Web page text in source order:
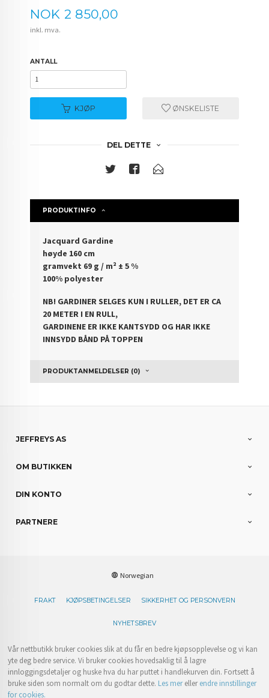
Pris
NOK 2 850,00
inkl. mva.
ANTALL
KJØP ØNSKELISTE
DEL DETTE
PRODUKTINFO
Jacquard Gardine
høyde 160 cm
gramvekt 69 g / m² ± 5 %
100% polyester
NB! GARDINER SELGES KUN I RULLER, DET ER CA
20 METER I EN RULL,
GARDINENE ER IKKE KANTSYDD OG HAR IKKE
INNSYDD BÅND PÅ TOPPEN
PRODUKTANMELDELSER (0)
JEFFREYS AS
OM BUTIKKEN
DIN KONTO
PARTNERE
Norwegian
FRAKT KJØPSBETINGELSER SIKKERHET OG PERSONVERN
NYHETSBREV
Vår nettbutikk bruker cookies slik at du får en bedre kjøpsopplevelse og vi kan
yte deg bedre service. Vi bruker cookies hovedsaklig til å lagre
innloggingsdetaljer og huske hva du har puttet i handlekurven din. Fortsett å
bruke siden som normalt om du godtar dette. Les merellerendre innstillinger
for cookies.